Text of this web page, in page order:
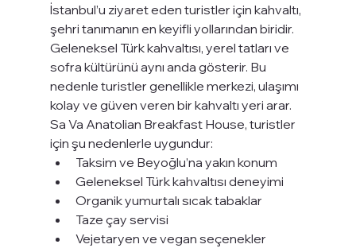
İstanbul’u ziyaret eden turistler için kahvaltı,
şehri tanımanın en keyifli yollarından biridir.
Geleneksel Türk kahvaltısı, yerel tatları ve
sofra kültürünü aynı anda gösterir. Bu
nedenle turistler genellikle merkezi, ulaşımı
kolay ve güven veren bir kahvaltı yeri arar.
Sa Va Anatolian Breakfast House, turistler
için şu nedenlerle uygundur:
Taksim ve Beyoğlu’na yakın konum
Geleneksel Türk kahvaltısı deneyimi
Organik yumurtalı sıcak tabaklar
Taze çay servisi
Vejetaryen ve vegan seçenekler